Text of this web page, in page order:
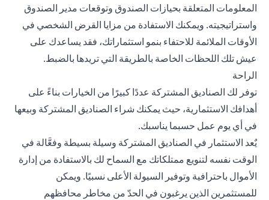
المعلومات المتعلقة بحيازات الصندوق وتوقعات مدير الصندوق
واستراتيجيته. ويمكنك الاستفادة من مزايا القرض الشخصي في
الأوقات الملائمة للاحتفاء بنمو استثماراتك، فقد يساعدك على
عيش تلك اللحظات الخاصة بالطريقة التي تريدها بالضبط.
الراحة
توفر لك الصناديق المشتركة عددًا كبيرًا من الخيارات بناءً على
أهدافك الاستثمارية، حيث يمكنك شراء الصناديق المشتركة وبيعها
في أي يوم عمل حسبما يناسبك.
يٌعد الاستثمار في الصناديق المشتركة وسيلة بسيطة وفعَّالة في
الوقت نفسه لتنويع ممتلكاتك مع السماح لك بالاستفادة من إدارة
الأموال باحترافية وتوفير السيولة الأعلى نسبيًا. ويمكن
للمستثمرين الذين يرغبون في الحدّ من مخاطر محافظهم